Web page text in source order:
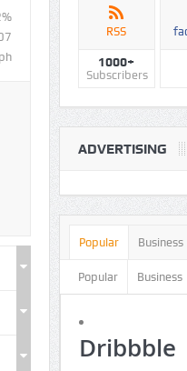
RSS
1000+
Subscribers
ADVERTISING
Popular Business
Popular Business
Dribbble